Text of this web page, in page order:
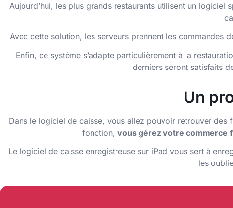
Aujourd’hui, les plus grands restaurants utilisent un
Avec cette solution, les serveurs prennent les commandes
Enfin, ce système s’adapte particulièrement à la
derniers seront satisfaits
Un
Dans le logiciel de caisse, vous allez pouvoir retrouver
fonction, vous gérez votre commerce
Le logiciel de caisse enregistreuse sur iPad vous sert à
les